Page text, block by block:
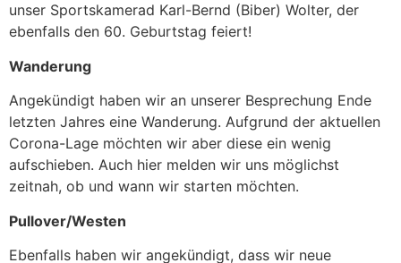
unser Sportskamerad Karl-Bernd (Biber) Wolter, der
ebenfalls den 60. Geburtstag feiert!
Wanderung
Angekündigt haben wir an unserer Besprechung Ende
letzten Jahres eine Wanderung. Aufgrund der aktuellen
Corona-Lage möchten wir aber diese ein wenig
aufschieben. Auch hier melden wir uns möglichst
zeitnah, ob und wann wir starten möchten.
Pullover/Westen
Ebenfalls haben wir angekündigt, dass wir neue